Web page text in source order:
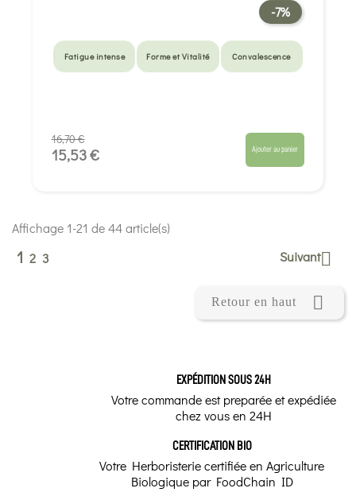
-7%
Fatigue intense Forme et Vitalité Convalescence
16,70 €
15,53 € Ajouter au panier
Affichage 1-21 de 44 article(s)
1 2 3 Suivant
Retour en haut 
EXPÉDITION SOUS 24H
Votre commande est preparée et expédiée
chez vous en 24H
CERTIFICATION BIO
Votre Herboristerie certifiée en Agriculture
Biologique par FoodChain ID